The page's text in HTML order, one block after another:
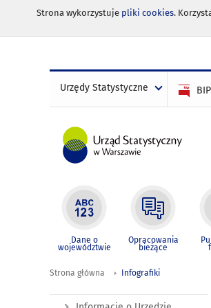
Strona wykorzystuje pliki cookies.
Urzędy Statystyczne BIP
Dane o
województwie
Opracowania
bieżące
Strona główna Infografiki